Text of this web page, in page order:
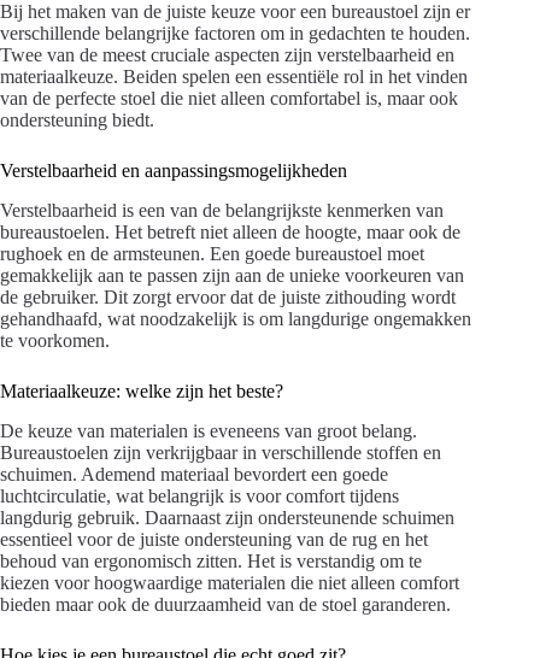
Bij het maken van de juiste keuze voor een bureaustoel zijn er
verschillende belangrijke factoren om in gedachten te houden.
Twee van de meest cruciale aspecten zijn verstelbaarheid en
materiaalkeuze. Beiden spelen een essentiële rol in het vinden
van de perfecte stoel die niet alleen comfortabel is, maar ook
ondersteuning biedt.
Verstelbaarheid en aanpassingsmogelijkheden
Verstelbaarheid is een van de belangrijkste kenmerken van
bureaustoelen. Het betreft niet alleen de hoogte, maar ook de
rughoek en de armsteunen. Een goede bureaustoel moet
gemakkelijk aan te passen zijn aan de unieke voorkeuren van
de gebruiker. Dit zorgt ervoor dat de juiste zithouding wordt
gehandhaafd, wat noodzakelijk is om langdurige ongemakken
te voorkomen.
Materiaalkeuze: welke zijn het beste?
De keuze van materialen is eveneens van groot belang.
Bureaustoelen zijn verkrijgbaar in verschillende stoffen en
schuimen. Ademend materiaal bevordert een goede
luchtcirculatie, wat belangrijk is voor comfort tijdens
langdurig gebruik. Daarnaast zijn ondersteunende schuimen
essentieel voor de juiste ondersteuning van de rug en het
behoud van ergonomisch zitten. Het is verstandig om te
kiezen voor hoogwaardige materialen die niet alleen comfort
bieden maar ook de duurzaamheid van de stoel garanderen.